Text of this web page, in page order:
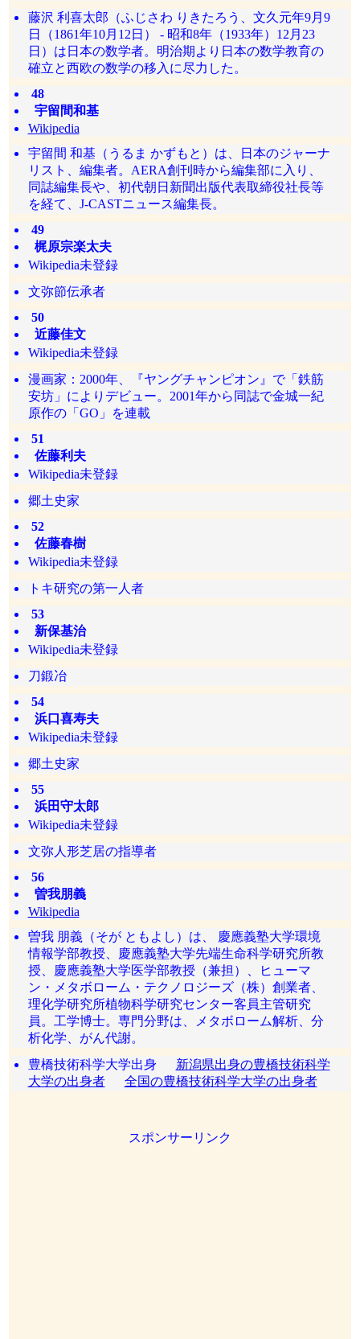
藤沢 利喜太郎（ふじさわ りきたろう、文久元年9月9
日（1861年10月12日） - 昭和8年（1933年）12月23
日）は日本の数学者。明治期より日本の数学教育の
確立と西欧の数学の移入に尽力した。
48
宇留間和基
Wikipedia
宇留間 和基（うるま かずもと）は、日本のジャーナ
リスト、編集者。AERA創刊時から編集部に入り、
同誌編集長や、初代朝日新聞出版代表取締役社長等
を経て、J-CASTニュース編集長。
49
梶原宗楽太夫
Wikipedia未登録
文弥節伝承者
50
近藤佳文
Wikipedia未登録
漫画家：2000年、『ヤングチャンピオン』で「鉄筋
安坊」によりデビュー。2001年から同誌で金城一紀
原作の「GO」を連載
51
佐藤利夫
Wikipedia未登録
郷土史家
52
佐藤春樹
Wikipedia未登録
トキ研究の第一人者
53
新保基治
Wikipedia未登録
刀鍛冶
54
浜口喜寿夫
Wikipedia未登録
郷土史家
55
浜田守太郎
Wikipedia未登録
文弥人形芝居の指導者
56
曽我朋義
Wikipedia
曽我 朋義（そが ともよし）は、 慶應義塾大学環境
情報学部教授、慶應義塾大学先端生命科学研究所教
授、慶應義塾大学医学部教授（兼担）、ヒューマ
ン・メタボローム・テクノロジーズ（株）創業者、
理化学研究所植物科学研究センター客員主管研究
員。工学博士。専門分野は、メタボローム解析、分
析化学、がん代謝。
豊橋技術科学大学出身 新潟県出身の豊橋技術科学
大学の出身者
全国の豊橋技術科学大学の出身者
スポンサーリンク